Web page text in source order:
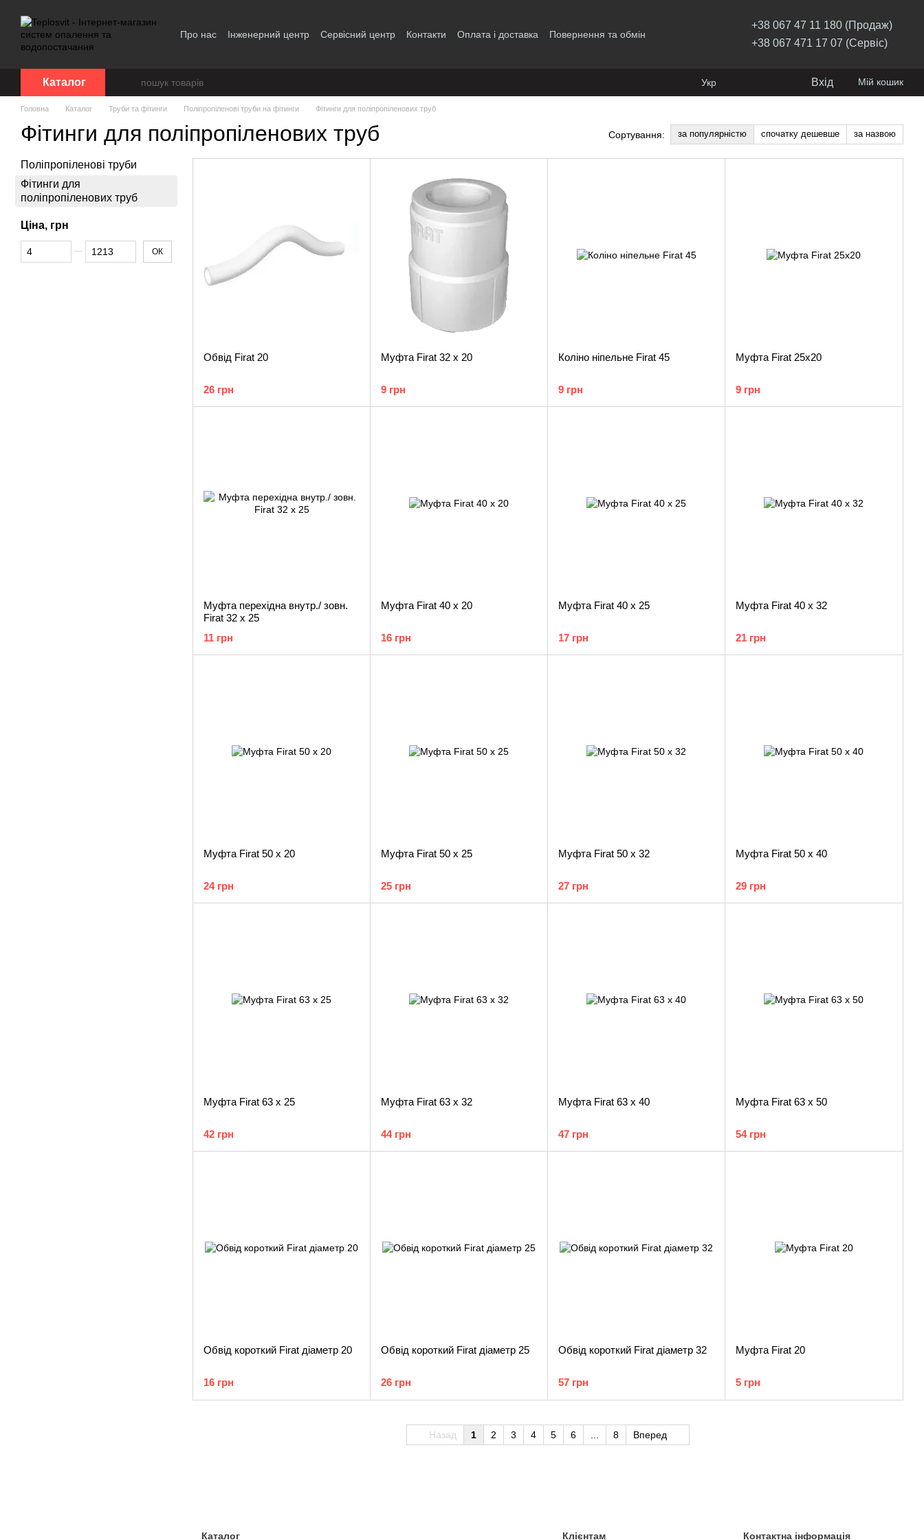
Про нас Інженерний центр Сервісний центр Контакти Оплата і доставка
Повернення та обмін
+38 067 47 11 180 (Продаж)
+38 067 471 17 07 (Сервіс)
Каталог Укр Вхід Мій кошик
Головна Каталог Труби та фітинги Поліпропіленові труби на фітинги Фітинги для поліпропіленових труб
Фітинги для поліпропіленових труб Сортування: за популярністю спочатку дешевше за назвою
Обвід Firat 20
26 грн
Муфта Firat 32 х 20
9 грн
Коліно ніпельне Firat 45
9 грн
Муфта Firat 25х20
9 грн
Муфта перехідна внутр./ зовн.
Firat 32 х 25
11 грн
Муфта Firat 40 х 20
16 грн
Муфта Firat 40 х 25
17 грн
Муфта Firat 40 х 32
21 грн
Муфта Firat 50 х 20
24 грн
Муфта Firat 50 х 25
25 грн
Муфта Firat 50 х 32
27 грн
Муфта Firat 50 х 40
29 грн
Муфта Firat 63 х 25
42 грн
Муфта Firat 63 х 32
44 грн
Муфта Firat 63 х 40
47 грн
Муфта Firat 63 х 50
54 грн
Обвід короткий Firat діаметр 20
16 грн
Обвід короткий Firat діаметр 25
26 грн
Обвід короткий Firat діаметр 32
57 грн
Муфта Firat 20
5 грн
Назад 1 2 3 4 5 6 8 Вперед
Поліпропіленові труби
Фітинги для
поліпропіленових труб
Ціна, грн
Від Ціна, грн
До Ціна, грн ОК
Каталог Клієнтам Контактна інформація